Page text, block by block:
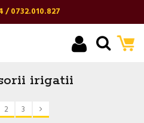
/ 0732.010.827
irigatii
2 3